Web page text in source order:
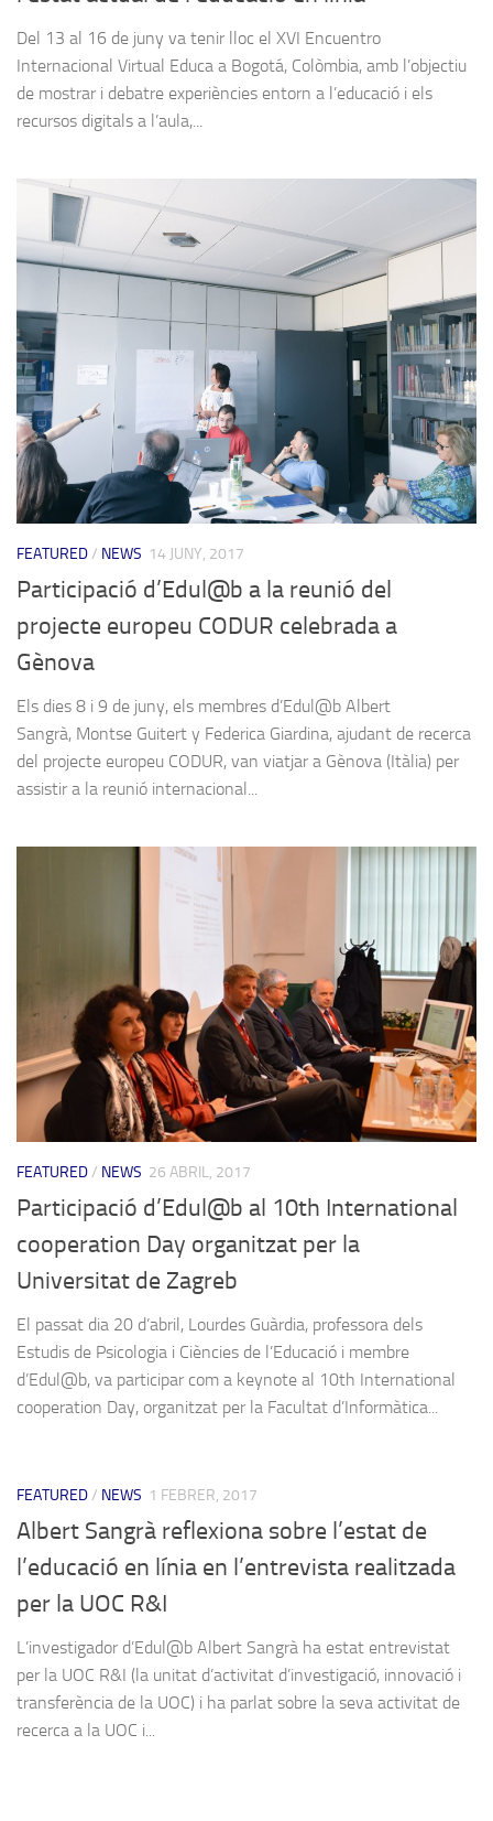
Del 13 al 16 de juny va tenir lloc el XVI Encuentro
Internacional Virtual Educa a Bogotá, Colòmbia, amb l’objectiu
de mostrar i debatre experiències entorn a l’educació i els
recursos digitals a l’aula,...
FEATURED/ NEWS 14 JUNY, 2017
Participació d’Edul@b a la reunió del
projecte europeu CODUR celebrada a
Gènova
Els dies 8 i 9 de juny, els membres d’Edul@b Albert
Sangrà, Montse Guitert y Federica Giardina, ajudant de recerca
del projecte europeu CODUR, van viatjar a Gènova (Itàlia) per
assistir a la reunió internacional...
FEATURED/ NEWS 26 ABRIL, 2017
Participació d’Edul@b al 10th International
cooperation Day organitzat per la
Universitat de Zagreb
El passat dia 20 d’abril, Lourdes Guàrdia, professora dels
Estudis de Psicologia i Ciències de l’Educació i membre
d’Edul@b, va participar com a keynote al 10th International
cooperation Day, organitzat per la Facultat d’Informàtica...
FEATURED/ NEWS 1 FEBRER, 2017
Albert Sangrà reflexiona sobre l’estat de
l’educació en línia en l’entrevista realitzada
per la UOC R&I
L’investigador d’Edul@b Albert Sangrà ha estat entrevistat
per la UOC R&I (la unitat d’activitat d’investigació, innovació i
transferència de la UOC) i ha parlat sobre la seva activitat de
recerca a la UOC i...